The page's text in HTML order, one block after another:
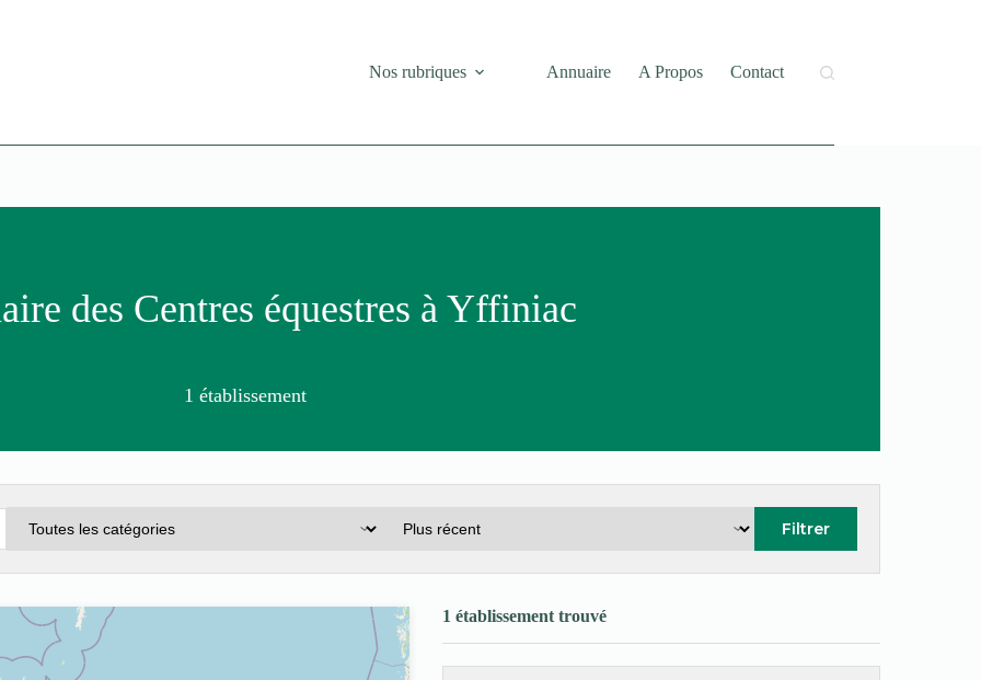
Nos rubriques Annuaire A Propos Contact
des Centres équestres à Yffiniac
1 établissement
Filtrer
1 établissement trouvé